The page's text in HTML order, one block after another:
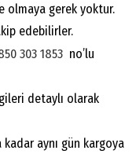
olmaya gerek yoktur.
edebilirler.
303 1853 no’lu
detaylı olarak
aynı gün kargoya